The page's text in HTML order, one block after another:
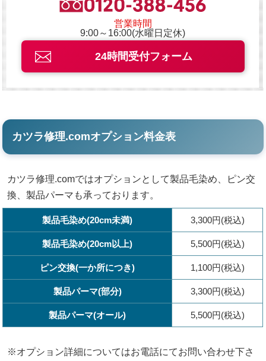
営業時間
9:00～16:00(水曜日定休)
24時間受付フォーム
カツラ修理.comオプション料金表
カツラ修理.comではオプションとして製品毛染め、ピン交
換、製品パーマも承っております。
製品毛染め(20cm未満) 3,300円(税込)
製品毛染め(20cm以上) 5,500円(税込)
ピン交換(一か所につき) 1,100円(税込)
製品パーマ(部分) 3,300円(税込)
製品パーマ(オール) 5,500円(税込)
※オプション詳細についてはお電話にてお問い合わせ下さ